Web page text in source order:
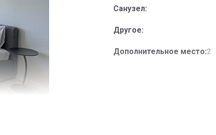
Санузел:
Другое:
Дополнительное место:2